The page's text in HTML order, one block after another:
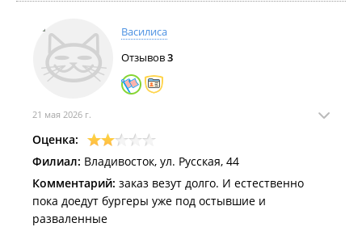
Василиса
Отзывов3
21 мая 2026 г.
Оценка:
Филиал: Владивосток, ул. Русская, 44
Комментарий: заказ везут долго. И естественно
пока доедут бургеры уже под остывшие и
разваленные